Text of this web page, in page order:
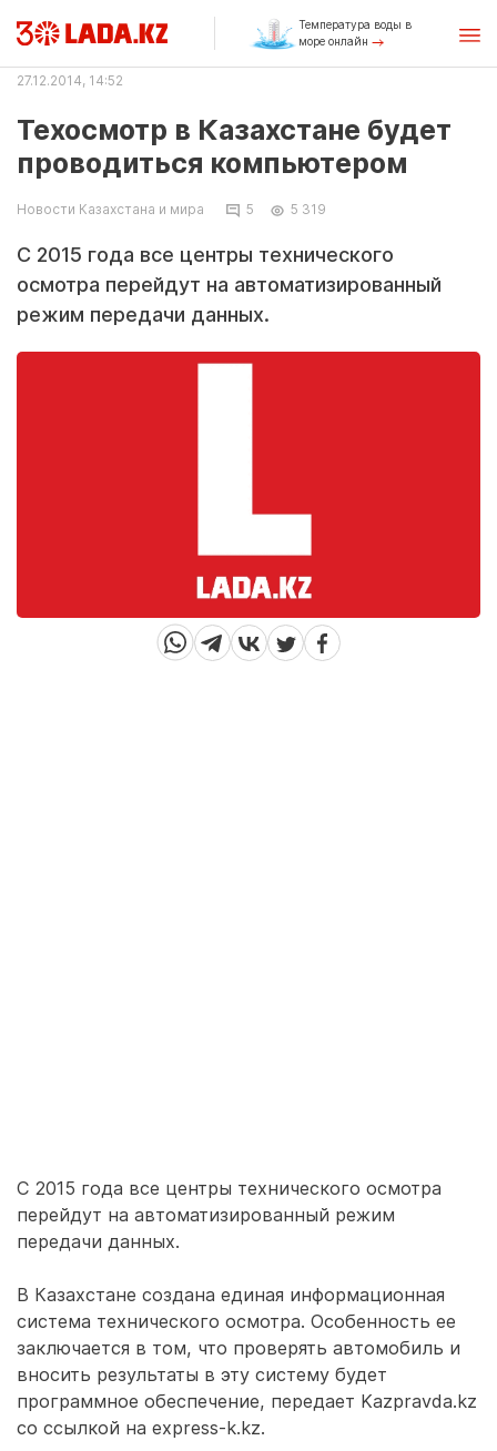
Температура воды в
море онлайн
27.12.2014, 14:52
Техосмотр в Казахстане будет
проводиться компьютером
Новости Казахстана и мира 5 5 319
С 2015 года все центры технического
осмотра перейдут на автоматизированный
режим передачи данных.
С 2015 года все центры технического осмотра
перейдут на автоматизированный режим
передачи данных.
В Казахстане создана единая информационная
система технического осмотра. Особенность ее
заключается в том, что проверять автомобиль и
вносить результаты в эту систему будет
программное обеспечение, передает Kazpravda.kz
со ссылкой на express-k.kz.